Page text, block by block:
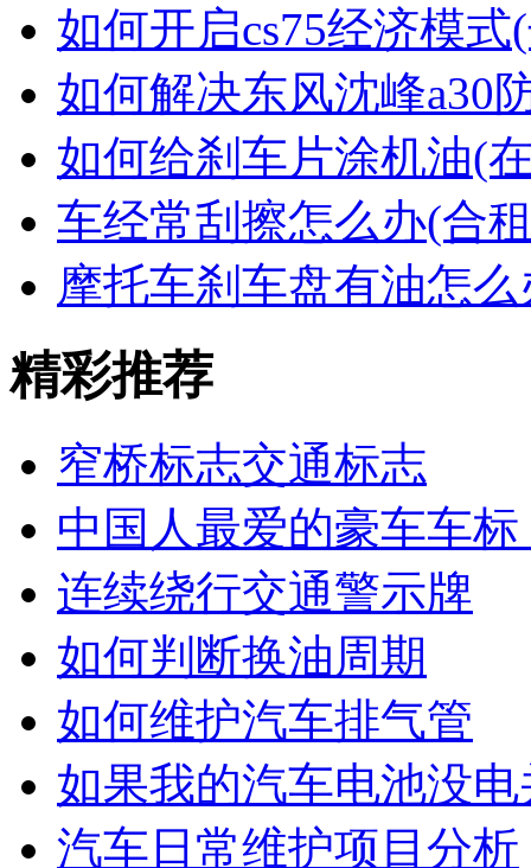
如何开启cs75经济模式
如何解决东风沈峰a30
如何给刹车片涂机油(
车经常刮擦怎么办(合
摩托车刹车盘有油怎
精彩推荐
窄桥标志交通标志
中国人最爱的豪车车标
连续绕行交通警示牌
如何判断换油周期
如何维护汽车排气管
如果我的汽车电池没电
汽车日常维护项目分析